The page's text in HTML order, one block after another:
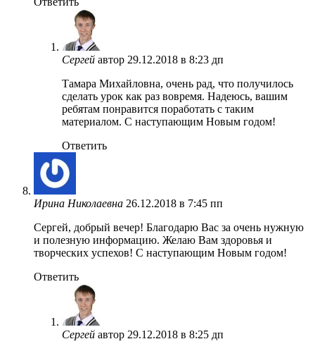
Сергей автор 29.12.2018 в 8:23 дп
Тамара Михайловна, очень рад, что получилось
сделать урок как раз вовремя. Надеюсь, вашим
ребятам понравится поработать с таким
материалом. С наступающим Новым годом!
Ответить
Ирина Николаевна 26.12.2018 в 7:45 пп
Сергей, добрый вечер! Благодарю Вас за очень нужную
и полезную информацию. Желаю Вам здоровья и
творческих успехов! С наступающим Новым годом!
Ответить
Сергей автор 29.12.2018 в 8:25 дп